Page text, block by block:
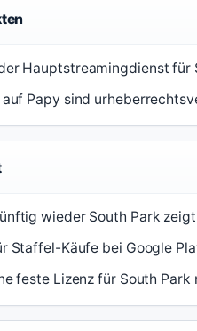
Hauptstreamingdienst für
Papy sind
wieder South Park
Staffel-Käufe bei Google
feste Lizenz für South Park